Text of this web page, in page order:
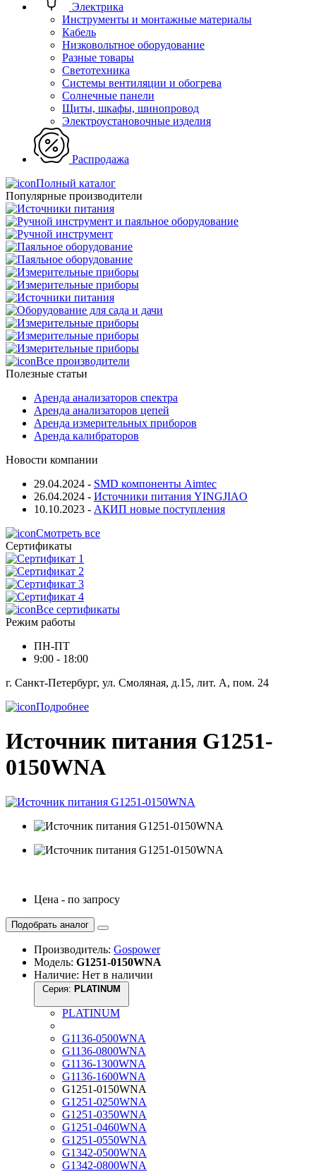
Электрика
Инструменты и монтажные материалы
Кабель
Низковольтное оборудование
Разные товары
Светотехника
Системы вентиляции и обогрева
Солнечные панели
Щиты, шкафы, шинопровод
Электроустановочные изделия
Распродажа
Полный каталог
Популярные производители
Все производители
Полезные статьи
Аренда анализаторов спектра
Аренда анализаторов цепей
Аренда измерительных приборов
Аренда калибраторов
Новости компании
29.04.2024 - SMD компоненты Aimtec
26.04.2024 - Источники питания YINGJIAO
10.10.2023 - АКИП новые поступления
Смотреть все
Сертификаты
Все сертификаты
Режим работы
ПН-ПТ
9:00 - 18:00
г. Санкт-Петербург, ул. Смоляная, д.15, лит. А, пом. 24
Подробнее
Источник питания G1251-
0150WNA
Цена - по запросу
Подобрать аналог
Производитель: Gospower
Модель: G1251-0150WNA
Наличие: Нет в наличии
Серия:
PLATINUM
G1136-0500WNA
G1136-0800WNA
G1136-1300WNA
G1136-1600WNA
G1251-0150WNA
G1251-0250WNA
G1251-0350WNA
G1251-0460WNA
G1251-0550WNA
G1342-0500WNA
G1342-0800WNA